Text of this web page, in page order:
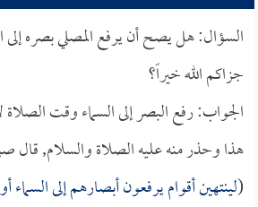
السؤال: هل يصح أن يرفع المصلي بصره إلى
جزاكم الله خيراً؟
الجواب: رفع البصر إلى السماء وقت الصلاة
هذا وحذر منه عليه الصلاة والسلام, قال
(لينتهين أقوام يرفعون أبصارهم إلى السماء